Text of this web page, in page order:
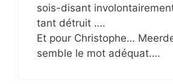
sois-disant
tant détruit ….
Et pour Christophe…
semble le mot adéquat….